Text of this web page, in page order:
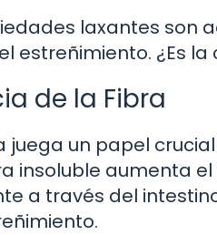
laxantes son
estreñimiento. ¿Es
de la Fibra
juega un papel
insoluble aumenta
a través del